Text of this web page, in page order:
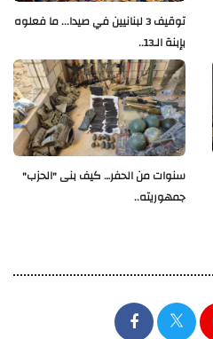
توقيف 3 لبنانيين في صيدا... ما فعلوه
بإبنة الـ13..
سنوات من الحفر… كيف بنى "الحزب"
جمهوريته..